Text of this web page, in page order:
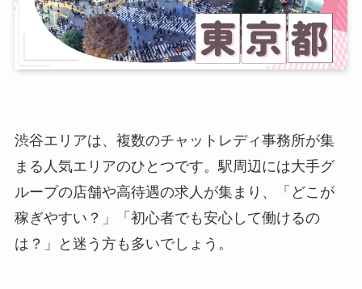
渋谷エリアは、複数のチャットレディ事務所が集
まる人気エリアのひとつです。駅周辺には大手グ
ループの店舗や高待遇の求人が集まり、「どこが
稼ぎやすい？」「初心者でも安心して働けるの
は？」と迷う方も多いでしょう。